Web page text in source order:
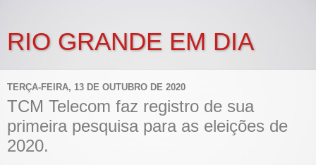
RIO GRANDE EM DIA
TERÇA-FEIRA, 13 DE OUTUBRO DE 2020
TCM Telecom faz registro de sua
primeira pesquisa para as eleições de
2020.